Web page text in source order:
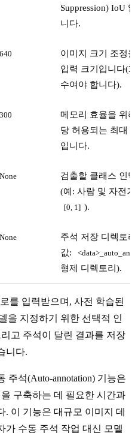
Suppression) IoU
니다.
640
이미지 크기 조정
입력 크기입니다
수여야 합니다).
300
메모리 효율을 위
당 허용되는 최대
입니다.
None
검출할 클래스 인
(예: 사람 및 자전
[0, 1] ).
None
주석 저장 디렉토
값:
형제 디렉토리).
를 입력받으며, 사전 학습된
을 지정하기 위한 선택적 인
고 주석이 달린 결과를 저장
니다.
주석(Auto-annotation) 기능은
구축하는 데 필요한 시간과
. 이 기능은 대규모 이미지 데
가 수동 주석 작업 대신 모델